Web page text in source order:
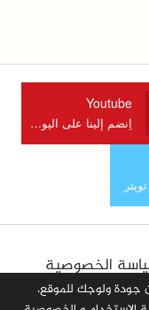
Youtube
اِنضم إلينا على اليوتوب
الخصوصية
أضف مقالا
جودة ولوجك للموقع،